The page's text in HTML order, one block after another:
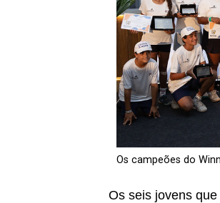
Os campeões do
Os seis jovens